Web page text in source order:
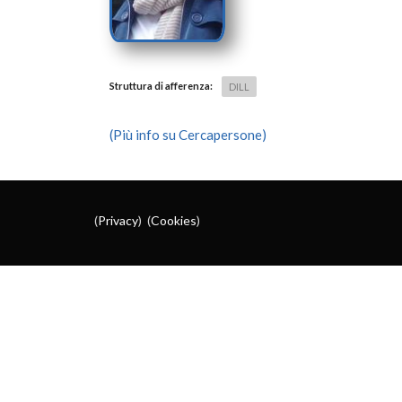
Struttura di afferenza: DILL
(Più info su Cercapersone)
(Privacy) (Cookies)